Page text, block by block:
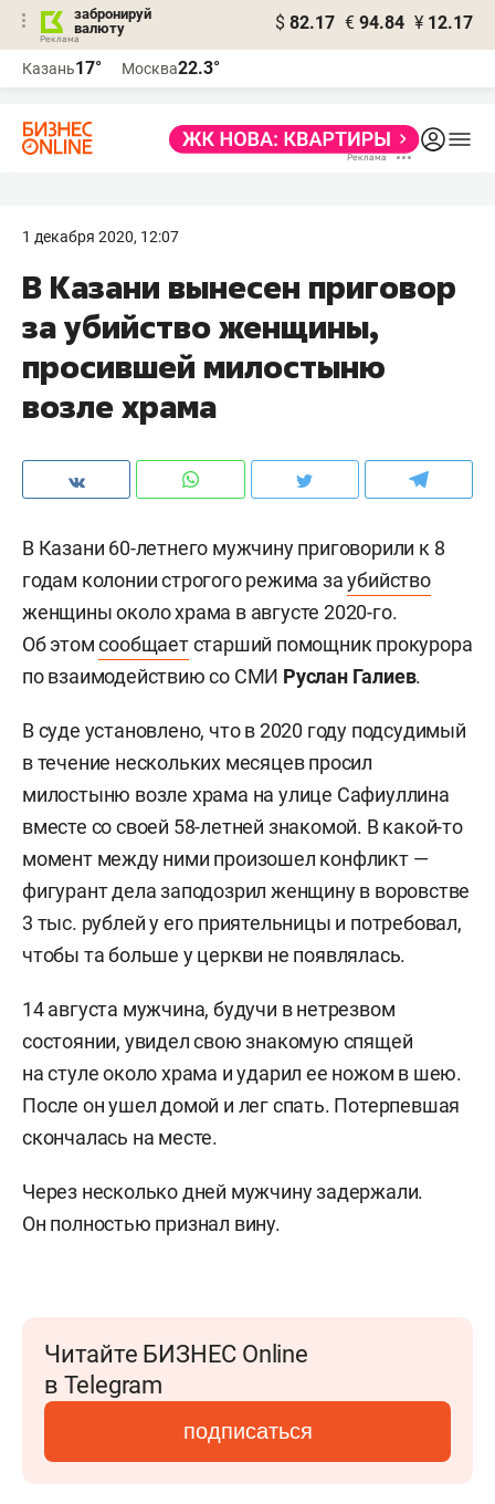
забронируй
валюту
$ 82.17 € 94.84 ¥ 12.17
Казань17° Москва22.3°
1 декабря 2020, 12:07
В Казани вынесен приговор
за убийство женщины,
просившей милостыню
возле храма
В Казани 60-летнего мужчину приговорили к 8
годам колонии строгого режима заубийство
женщины около храма в августе 2020-го.
Об этомсообщаетстарший помощник прокурора
по взаимодействию со СМИ Руслан Галиев.
В суде установлено, что в 2020 году подсудимый
в течение нескольких месяцев просил
милостыню возле храма на улице Сафиуллина
вместе со своей 58-летней знакомой. В какой-то
момент между ними произошел конфликт —
фигурант дела заподозрил женщину в воровстве
3 тыс. рублей у его приятельницы и потребовал,
чтобы та больше у церкви не появлялась.
14 августа мужчина, будучи в нетрезвом
состоянии, увидел свою знакомую спящей
на стуле около храма и ударил ее ножом в шею.
После он ушел домой и лег спать. Потерпевшая
скончалась на месте.
Через несколько дней мужчину задержали.
Он полностью признал вину.
Читайте БИЗНЕС Online
в Telegram
подписаться